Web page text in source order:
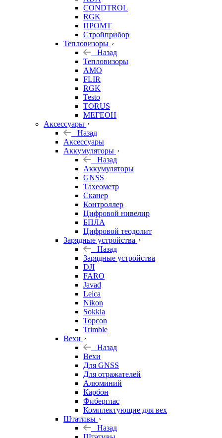
CONDTROL
RGK
ПРОМТ
Стройприбор
Тепловизоры
Назад
Тепловизоры
AMO
FLIR
RGK
Testo
TORUS
МЕГЕОН
Аксессуары
Назад
Аксессуары
Аккумуляторы
Назад
Аккумуляторы
GNSS
Тахеометр
Сканер
Контроллер
Цифровой нивелир
БПЛА
Цифровой теодолит
Зарядные устройства
Назад
Зарядные устройства
DJI
FARO
Javad
Leica
Nikon
Sokkia
Topcon
Trimble
Вехи
Назад
Вехи
Для GNSS
Для отражателей
Алюминий
Карбон
Фиберглас
Комплектующие для вех
Штативы
Назад